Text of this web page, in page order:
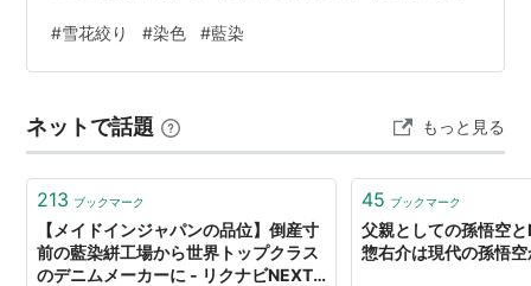
る時間・染料の色を変えて、染め上がりの模様をその場
で確認できます。実際に染める前のイメージ作りにお使
形）を選ぶ 2 浸ける場所（角・辺・両方）を選ぶ 3 浸け
る比率と時間をスライダーで調整 4 染料の色を選ぶと模
様が描き直される できる…
#雪花絞り #染色 #藍染
ネットで話題 もっと見る
213 ブックマーク
【メイドインジャパンの品位】倒産寸
前の藍染絣工場から世界トップクラス
のデニムメーカーに - リクナビNEXT
45 ブックマーク
父親としての孫悟空
惣右介は現代の孫悟